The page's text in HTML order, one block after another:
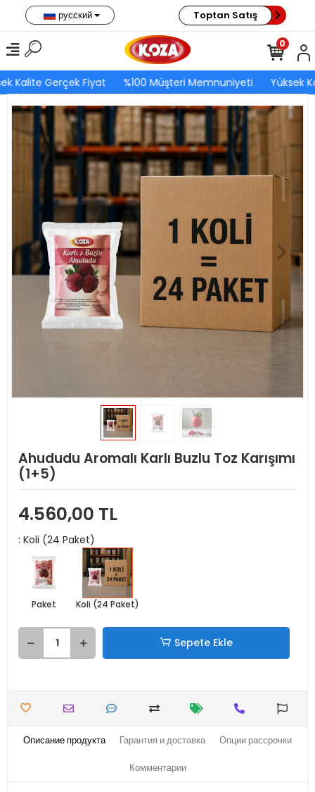
Kalite Gerçek Fiyat %100 Müşteri Memnuniyeti Yüksek
русский Toptan Satış
0
Ahududu Aromalı Karlı Buzlu Toz Karışımı
(1+5)
4.560,00 TL
: Koli (24 Paket)
Paket Koli (24 Paket)
Sepete Ekle
Описание продукта Гарантия и доставка Опции рассрочки
Комментарии